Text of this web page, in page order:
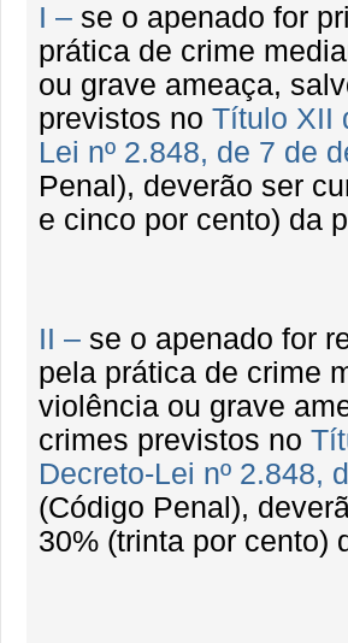
I – se o apenado for
prática de crime
ou grave ameaça,
previstos no Título XII
Lei nº 2.848, de 7 de
Penal), deverão ser
e cinco por cento) da
II – se o apenado for
pela prática de crime
violência ou grave
crimes previstos no
Decreto-Lei nº 2.848,
(Código Penal),
30% (trinta por cento)